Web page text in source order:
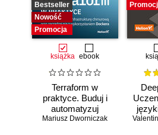
Bestseller
Nowość
Promocja
książka ebook
Terraform w
praktyce. Buduj i
automatyzuj
infrastrukturę
Mariusz Dworniczak